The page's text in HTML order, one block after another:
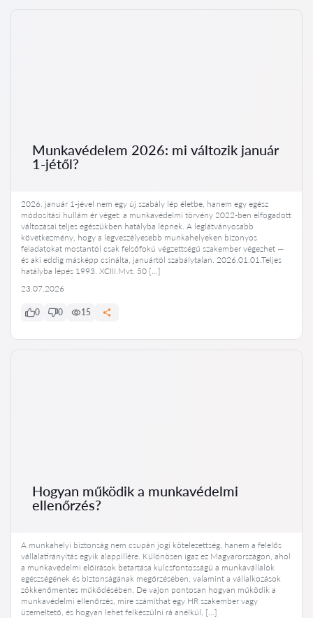
Munkavédelem 2026: mi változik január
1-jétől?
2026. január 1-jével nem egy új szabály lép életbe, hanem egy egész
módosítási hullám ér véget: a munkavédelmi törvény 2022-ben elfogadott
változásai teljes egészükben hatályba lépnek. A leglátványosabb
következmény, hogy a legveszélyesebb munkahelyeken bizonyos
feladatokat mostantól csak felsőfokú végzettségű szakember végezhet —
és aki eddig másképp csinálta, januártól szabálytalan. 2026.01.01.Teljes
hatályba lépés 1993. XCIII.Mvt. 50 […]
23.07.2026
0 0 15
Hogyan működik a munkavédelmi
ellenőrzés?
A munkahelyi biztonság nem csupán jogi kötelezettség, hanem a felelős
vállalatirányítás egyik alappillére. Különösen igaz ez Magyarországon, ahol
a munkavédelmi előírások betartása kulcsfontosságú a munkavállalók
egészségének és biztonságának megőrzésében, valamint a vállalkozások
zökkenőmentes működésében. De vajon pontosan hogyan működik a
munkavédelmi ellenőrzés, mire számíthat egy HR szakember vagy
üzemeltető, és hogyan lehet felkészülni rá anélkül, […]